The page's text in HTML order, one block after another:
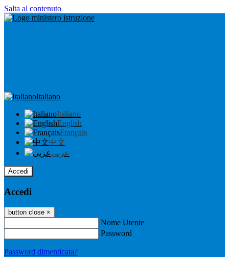
Salta al contenuto
Italiano
Italiano
English
Français
中文
عربى
Accedi
Accedi
button close ×
Nome Utente
Password
Password dimenticata?